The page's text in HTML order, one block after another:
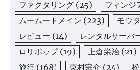
ファクタリング (25) フィンジ
ムームードメイン (223) モウ
レビュー (14) レンタルサーバ
ロリポップ(19) 上倉栄治 (21)
旅行 (168) 東村宗介 (24)